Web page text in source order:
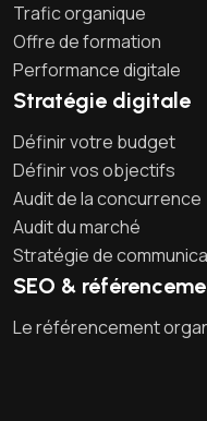
Trafic organique
Offre de formation
Performance digitale
Stratégie digitale
Définir votre budget
Définir vos objectifs
Audit de la concurrence
Audit du marché
Stratégie de
SEO &
Le référencement